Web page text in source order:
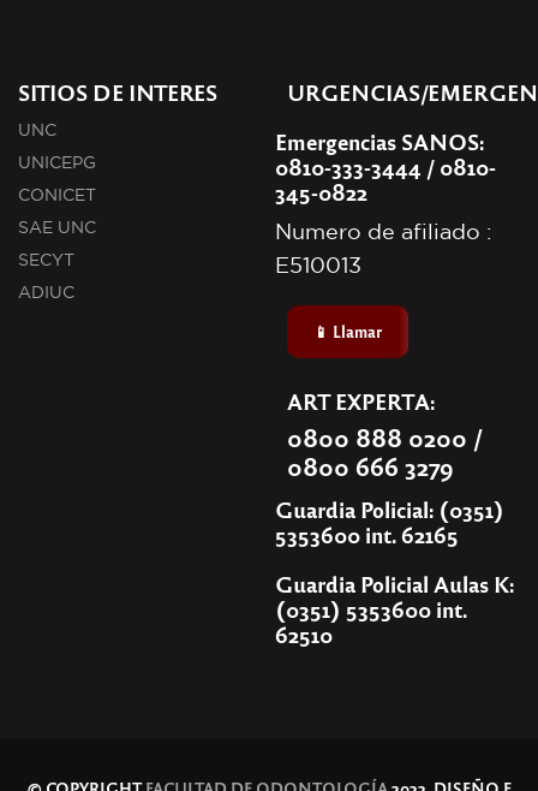
SITIOS DE INTERES
UNC
UNICEPG
CONICET
SAE UNC
SECYT
ADIUC
URGENCIAS/
Emergencias SANOS:
0810-333-3444 / 0810-
345-0822
Numero de afiliado :
E510013
📱 Llamar
ART EXPERTA:
0800 888 0200 /
0800 666 3279
Guardia Policial: (0351)
5353600 int. 62165
Guardia Policial Aulas K:
(0351) 5353600 int.
62510